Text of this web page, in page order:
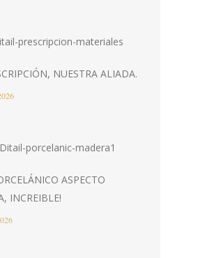
NUESTRA ALIADA.
ASPECTO
INCREIBLE!